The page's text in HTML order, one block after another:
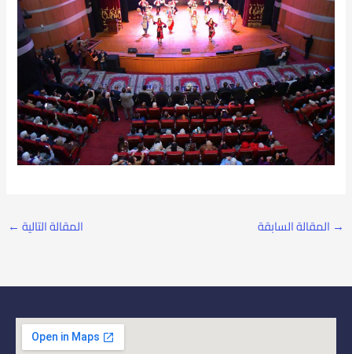
→ المقالة السابقة المقالة التالية ←